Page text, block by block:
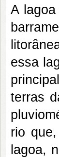
A
essa
terras
rio
lagoa,